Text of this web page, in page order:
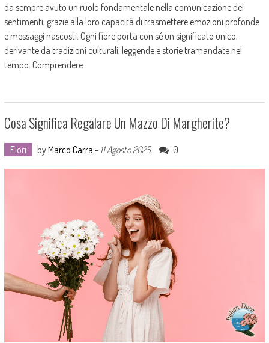
da sempre avuto un ruolo fondamentale nella comunicazione dei
sentimenti, grazie alla loro capacità di trasmettere emozioni profonde
e messaggi nascosti. Ogni fiore porta con sé un significato unico,
derivante da tradizioni culturali, leggende e storie tramandate nel
tempo. Comprendere
Cosa Significa Regalare Un Mazzo Di Margherite?
Fiori byMarco Carra - 11 Agosto 2025 0